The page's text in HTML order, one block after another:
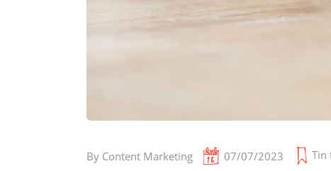
By Content Marketing 07/07/2023 Tin